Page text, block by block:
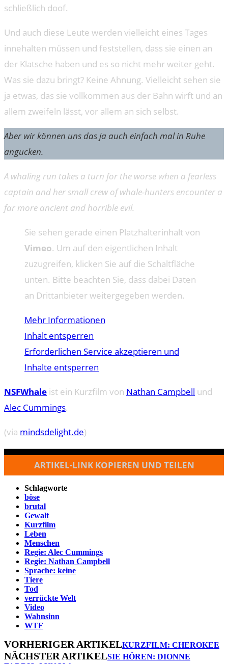
schließlich doof.
Und auch diese Leute werden vielleicht eines Tages
innehalten müssen und feststellen, dass sie einen an
der Klatsche haben und es so nicht mehr weiter geht.
Was sie dazu bringt? Keine Ahnung. Vielleicht sehen sie
ja etwas, das sie vollkommen aus der Bahn wirft und an
allem zweifeln lässt, vor allem an sich selbst.
Aber wir können uns das ja auch einfach mal in Ruhe
angucken.
A whaling run takes a turn for the worse when a fearless
captain and her small crew of whale-hunters encounter a
far more ancient and horrible evil.
Sie sehen gerade einen Platzhalterinhalt von
Vimeo. Um auf den eigentlichen Inhalt
zuzugreifen, klicken Sie auf die Schaltfläche
unten. Bitte beachten Sie, dass dabei Daten
an Drittanbieter weitergegeben werden.
Mehr Informationen
Inhalt entsperren
Erforderlichen Service akzeptieren und
Inhalte entsperren
NSFWhale ist ein Kurzfilm von Nathan Campbell und
Alec Cummings.
(via mindsdelight.de)
ARTIKEL-LINK KOPIEREN UND TEILEN
Schlagworte
böse
brutal
Gewalt
Kurzfilm
Leben
Menschen
Regie: Alec Cummings
Regie: Nathan Campbell
Sprache: keine
Tiere
Tod
verrückte Welt
Video
Wahnsinn
WTF
VORHERIGER ARTIKELKURZFILM: CHEROKEE
NÄCHSTER ARTIKELSIE HÖREN: DIONNE